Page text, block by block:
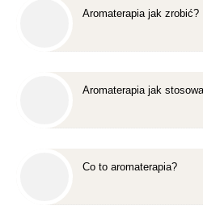
Aromaterapia jak zrobić?
Aromaterapia jak
Co to aromaterapia?